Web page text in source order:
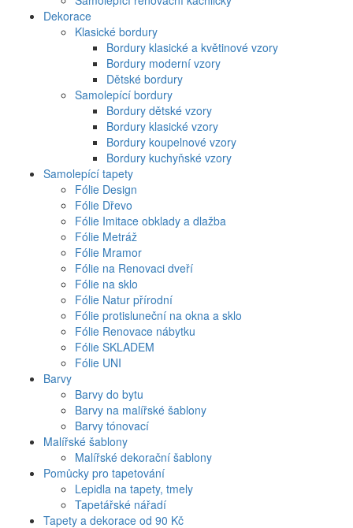
Dekorace
Klasické bordury
Bordury klasické a květinové vzory
Bordury moderní vzory
Dětské bordury
Samolepící bordury
Bordury dětské vzory
Bordury klasické vzory
Bordury koupelnové vzory
Bordury kuchyňské vzory
Samolepící tapety
Fólie Design
Fólie Dřevo
Fólie Imitace obklady a dlažba
Fólie Metráž
Fólie Mramor
Fólie na Renovaci dveří
Fólie na sklo
Fólie Natur přírodní
Fólie protisluneční na okna a sklo
Fólie Renovace nábytku
Fólie SKLADEM
Fólie UNI
Barvy
Barvy do bytu
Barvy na malířské šablony
Barvy tónovací
Malířské šablony
Malířské dekorační šablony
Pomůcky pro tapetování
Lepidla na tapety, tmely
Tapetářské nářadí
Tapety a dekorace od 90 Kč